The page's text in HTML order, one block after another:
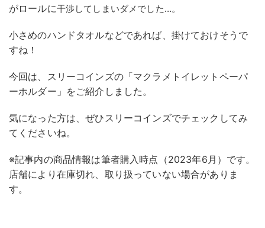
がロールに干渉してしまいダメでした…。
小さめのハンドタオルなどであれば、掛けておけそうで
すね！
今回は、スリーコインズの「マクラメトイレットペーパ
ーホルダー」をご紹介しました。
気になった方は、ぜひスリーコインズでチェックしてみ
てくださいね。
※記事内の商品情報は筆者購入時点（2023年6月）です。
店舗により在庫切れ、取り扱っていない場合がありま
す。